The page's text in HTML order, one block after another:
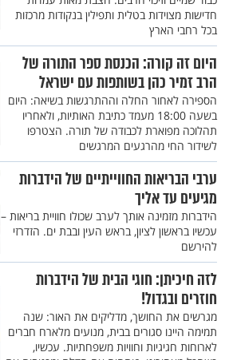
חדישות מצוידות בטלית ותפילין בנקודות מרכזות
בכל רחבי הארץ
היום זה קורה: הכנסת ספר התורה של
הרב זמיר כהן בשותפות עם ישראל
הספירה לאחור החלה וההתרגשות בשיאה: היום
בשעה 18:00 מעמד כתיבת האותיות, ולאחריו
תהלוכה מפוארת לכבודה של תורה. הצטרפו
לשידור החי מהרגעים המרגשים
ערבי הבריאות החווייתיים של הידברות
מגיעים עד אליך
הידברות מזמינה אותך לערב שכולו חוויית בריאות –
עכשיו בראשון לציון, בראש העין ובבת ים. הזדרזי
להירשם
לזה חיכיתן: חוגי הבית של הידברות
חוזרים ובגדול!
מגרשים את החושך, מדליקים את האור: שנה
תמימה היינו סגורים בבית, מנועים מלארח חברים
לארוחות חגיגיות וחוויות משפחתיות. עכשיו,